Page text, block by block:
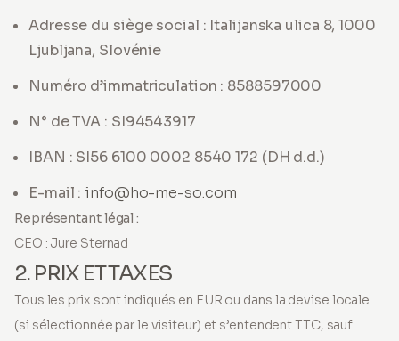
Adresse du siège social : Italijanska ulica 8, 1000
Ljubljana, Slovénie
Numéro d’immatriculation : 8588597000
N° de TVA : SI94543917
IBAN : SI56 6100 0002 8540 172 (DH d.d.)
E-mail : info@ho-me-so.com
Représentant légal :
CEO : Jure Sternad
2. PRIX ET TAXES
Tous les prix sont indiqués en EUR ou dans la devise locale
(si sélectionnée par le visiteur) et s’entendent TTC, sauf